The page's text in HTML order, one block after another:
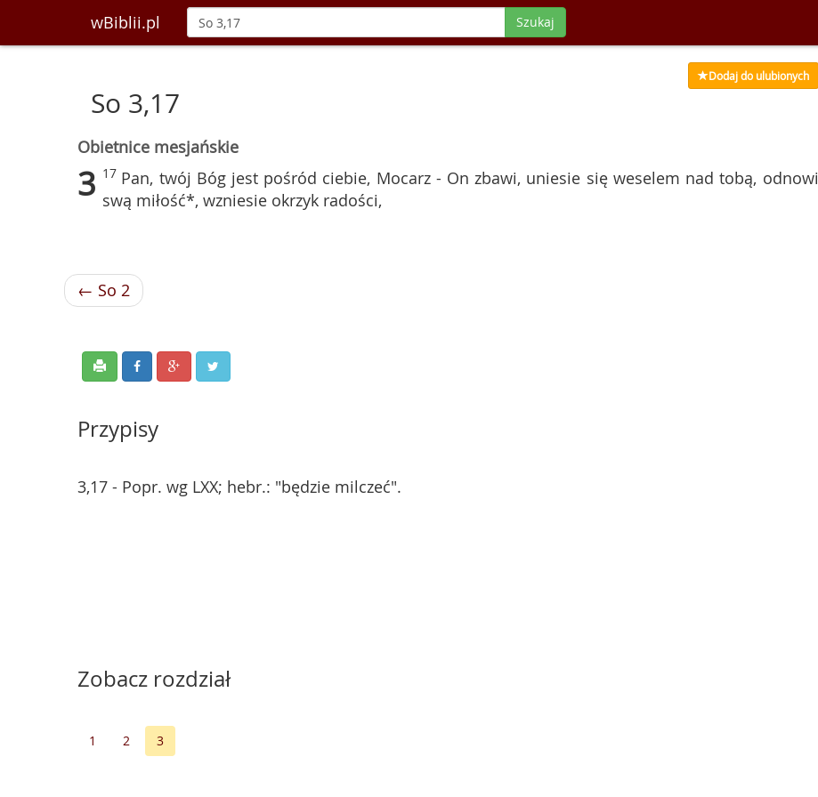
wBiblii.pl Szukaj
Dodaj do ulubionych
So 3,17
Obietnice mesjańskie
3 17 Pan, twój Bóg jest pośród ciebie, Mocarz - On zbawi, uniesie się weselem nad tobą, odnowi
swą miłość*, wzniesie okrzyk radości,
← So 2
Przypisy
3,17 - Popr. wg LXX; hebr.: "będzie milczeć".
Zobacz rozdział
1 2 3